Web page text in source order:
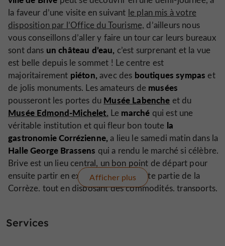
la faveur d’une visite en suivant le plan mis à votre
disposition par l’Office du Tourisme, d’ailleurs nous
vous conseillons d’aller y faire un tour car leurs bureaux
sont dans un château d’eau, c’est surprenant et la vue
est belle depuis le sommet ! Le centre est
majoritairement piéton,avec des boutiques sympas et
de jolis monuments. Les amateurs de musées
pousseront les portes du Musée Labenche et du
Musée Edmond-Michelet. Le marché qui est une
véritable institution et qui fleur bon toute la
gastronomie Corrézienne,a lieu le samedi matin dans la
Halle George Brassens qui a rendu le marché si célèbre.
Brive est un lieu central, un bon point de départ pour
ensuite partir en exploration dans cette partie de la
Corrèze, tout en disposant des commodités, transports,
Si vous avez chaud, en été ou envie de faire trempette
Afficher plus
Services